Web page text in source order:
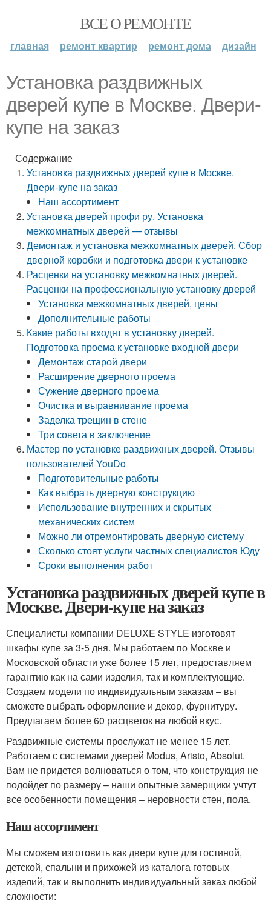
ВСЕ О РЕМОНТЕ
главная ремонт квартир ремонт дома дизайн
Установка раздвижных
дверей купе в Москве. Двери-
купе на заказ
Содержание
Установка раздвижных дверей купе в Москве.
Двери-купе на заказ
Наш ассортимент
Установка дверей профи ру. Установка
межкомнатных дверей — отзывы
Демонтаж и установка межкомнатных дверей. Сбор
дверной коробки и подготовка двери к установке
Расценки на установку межкомнатных дверей.
Расценки на профессиональную установку дверей
Установка межкомнатных дверей, цены
Дополнительные работы
Какие работы входят в установку дверей.
Подготовка проема к установке входной двери
Демонтаж старой двери
Расширение дверного проема
Сужение дверного проема
Очистка и выравнивание проема
Заделка трещин в стене
Три совета в заключение
Мастер по установке раздвижных дверей. Отзывы
пользователей YouDo
Подготовительные работы
Как выбрать дверную конструкцию
Использование внутренних и скрытых
механических систем
Можно ли отремонтировать дверную систему
Сколько стоят услуги частных специалистов Юду
Сроки выполнения работ
Установка раздвижных дверей купе в
Москве. Двери-купе на заказ
Специалисты компании DELUXE STYLE изготовят
шкафы купе за 3-5 дня. Мы работаем по Москве и
Московской области уже более 15 лет, предоставляем
гарантию как на сами изделия, так и комплектующие.
Создаем модели по индивидуальным заказам – вы
сможете выбрать оформление и декор, фурнитуру.
Предлагаем более 60 расцветок на любой вкус.
Раздвижные системы прослужат не менее 15 лет.
Работаем с системами дверей Modus, Aristo, Absolut.
Вам не придется волноваться о том, что конструкция не
подойдет по размеру – наши опытные замерщики учтут
все особенности помещения – неровности стен, пола.
Наш ассортимент
Мы сможем изготовить как двери купе для гостиной,
детской, спальни и прихожей из каталога готовых
изделий, так и выполнить индивидуальный заказ любой
сложности: